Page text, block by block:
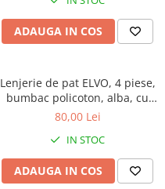
ADAUGA IN COS
Lenjerie de pat ELVO, 4 piese,
bumbac policoton, alba, cu
lalele galbene
80,00 Lei
IN STOC
ADAUGA IN COS